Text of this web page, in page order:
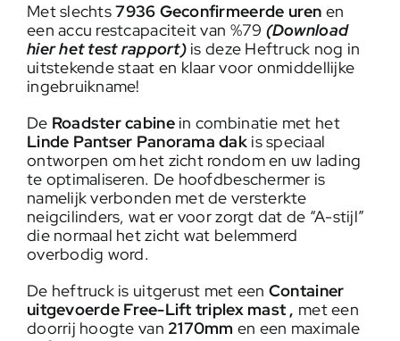
Met slechts7936 Geconfirmeerde uren en
een accu restcapaciteit van %79 (Download
hier het test rapport)is deze Heftruck nog in
uitstekende staat en klaar voor onmiddellijke
ingebruikname!
De Roadster cabinein combinatie met het
Linde Pantser Panorama dak is speciaal
ontworpen om het zicht rondom en uw lading
te optimaliseren. De hoofdbeschermer is
namelijk verbonden met de versterkte
neigcilinders, wat er voor zorgt dat de “A-stijl”
die normaal het zicht wat belemmerd
overbodig word.
De heftruck is uitgerust met een Container
uitgevoerde Free-Lift triplex mast , met een
doorrij hoogte van 2170mmen een maximale